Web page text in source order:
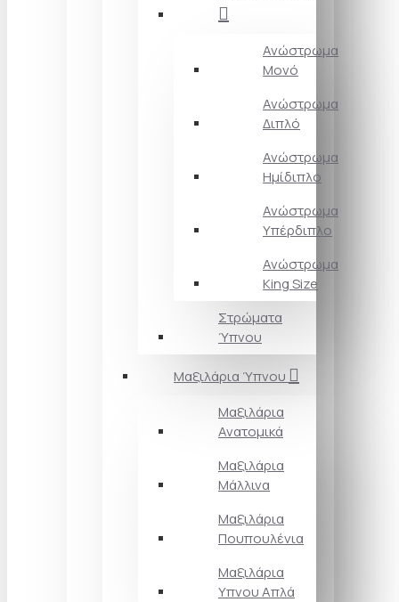
Ανώστρωμα
Μονό
Ανώστρωμα
Διπλό
Ανώστρωμα
Ημίδιπλο
Ανώστρωμα
Υπέρδιπλο
Ανώστρωμα
King Size
Στρώματα
Ύπνου
Μαξιλάρια Ύπνου
Μαξιλάρια
Ανατομικά
Μαξιλάρια
Μάλλινα
Μαξιλάρια
Πουπουλένια
Μαξιλάρια
Υπνου Απλά